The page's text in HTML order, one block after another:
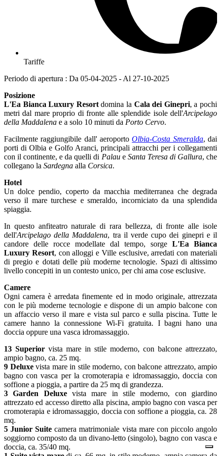
Tariffe
Periodo di apertura : Da 05-04-2025 - Al 27-10-2025
Posizione
L'Ea Bianca Luxury Resortdomina la Cala dei Ginepri, a pochi
metri dal mare proprio di fronte alle splendide isole dell'Arcipelago
della Maddalena e a solo 10 minuti da Porto Cervo.
Facilmente raggiungibile dall' aeroportoOlbia-Costa Smeralda, dai
porti di Olbia e Golfo Aranci, principali attracchi per i collegamenti
con il continente, e da quelli di Palau eSanta Teresa di Gallura, che
collegano la Sardegna alla Corsica.
Hotel
Un dolce pendio, coperto da macchia mediterranea che degrada
verso il mare turchese e smeraldo, incorniciato da una splendida
spiaggia.
In questo anfiteatro naturale di rara bellezza, di fronte alle isole
dell'Arcipelago della Maddalena, tra il verde cupo dei ginepri e il
candore delle rocce modellate dal tempo, sorge L'Ea Bianca
Luxury Resort, con alloggi e Ville esclusive, arredati con materiali
di pregio e dotati delle più moderne tecnologie. Spazi di altissimo
livello concepiti in un contesto unico, per chi ama cose esclusive.
Camere
Ogni camera è arredata finemente ed in modo originale, attrezzata
con le più moderne tecnologie e dispone di un ampio balcone con
un affaccio verso il mare e vista sul parco e sulla piscina. Tutte le
camere hanno la connessione Wi-Fi gratuita. I bagni hano una
doccia oppure una vasca idromassaggio.
13 Superior vista mare in stile moderno, con balcone attrezzato,
ampio bagno, ca. 25 mq.
9 Deluxe vista mare in stile moderno, con balcone attrezzato, ampio
bagno con vasca per la cromoterapia e idromassaggio, doccia con
soffione a pioggia, a partire da 25 mq di grandezza.
3 Garden Deluxe vista mare in stile moderno, con giardino
attrezzato ed accesso diretto alla piscina, ampio bagno con vasca per
cromoterapia e idromassaggio, doccia con soffione a pioggia, ca. 28
mq.
5 Junior Suite camera matrimoniale vista mare con piccolo angolo
soggiorno composto da un divano-letto (singolo), bagno con vasca e
doccia, ca. 35/40 mq.